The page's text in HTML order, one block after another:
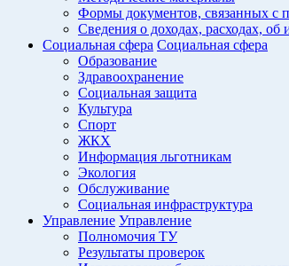
Формы документов, связанных с
Сведения о доходах, расходах, об
Социальная сфера Социальная сфера
Образование
Здравоохранение
Социальная защита
Культура
Спорт
ЖКХ
Информация льготникам
Экология
Обслуживание
Социальная инфраструктура
Управление Управление
Полномочия ТУ
Результаты проверок